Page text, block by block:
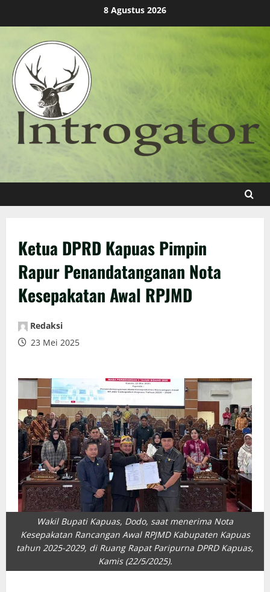
8 Agustus 2026
Ketua DPRD Kapuas Pimpin
Rapur Penandatanganan Nota
Kesepakatan Awal RPJMD
Redaksi
23 Mei 2025
Wakil Bupati Kapuas, Dodo, saat menerima Nota
Kesepakatan Rancangan Awal RPJMD Kabupaten Kapuas
tahun 2025-2029, di Ruang Rapat Paripurna DPRD Kapuas,
Kamis (22/5/2025).